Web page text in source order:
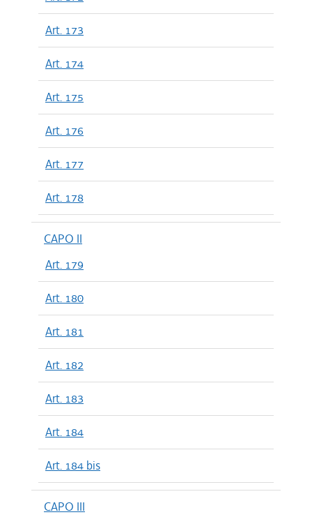
Art. 173
Art. 174
Art. 175
Art. 176
Art. 177
Art. 178
CAPO II
Art. 179
Art. 180
Art. 181
Art. 182
Art. 183
Art. 184
Art. 184 bis
CAPO III